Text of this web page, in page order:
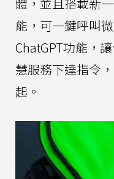
能，可一鍵呼叫
ChatGPT功能，
慧服務下達指令
起。